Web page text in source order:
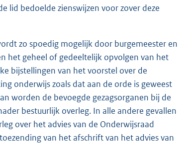
lid bedoelde zienswijzen voor zover deze
zo spoedig mogelijk door burgemeester en
het geheel of gedeeltelijk opvolgen van het
bijstellingen van het voorstel over de
onderwijs zoals dat aan de orde is geweest
worden de bevoegde gezagsorganen bij de
bestuurlijk overleg. In alle andere gevallen
over het advies van de Onderwijsraad
van het afschrift van het advies van